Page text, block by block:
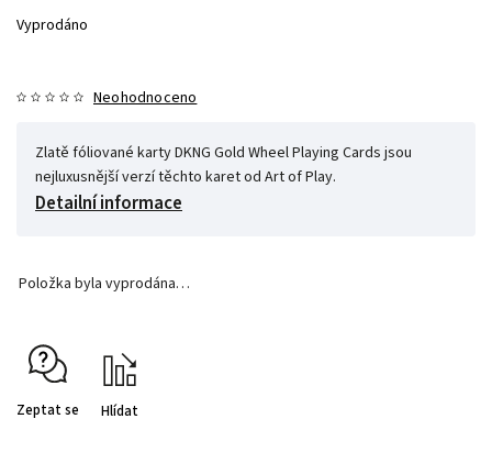
Vyprodáno
Neohodnoceno
Zlatě fóliované karty DKNG Gold Wheel Playing Cards jsou
nejluxusnější verzí těchto karet od Art of Play.
Detailní informace
Položka byla vyprodána…
Zeptat se Hlídat